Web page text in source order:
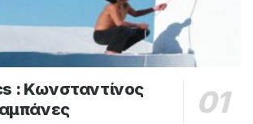
: Κωνσταντίνος